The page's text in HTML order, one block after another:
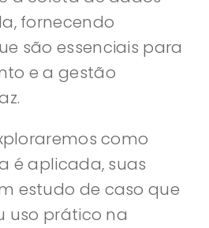
fornecendo
são essenciais para
e a gestão
como
é aplicada, suas
estudo de caso que
uso prático na